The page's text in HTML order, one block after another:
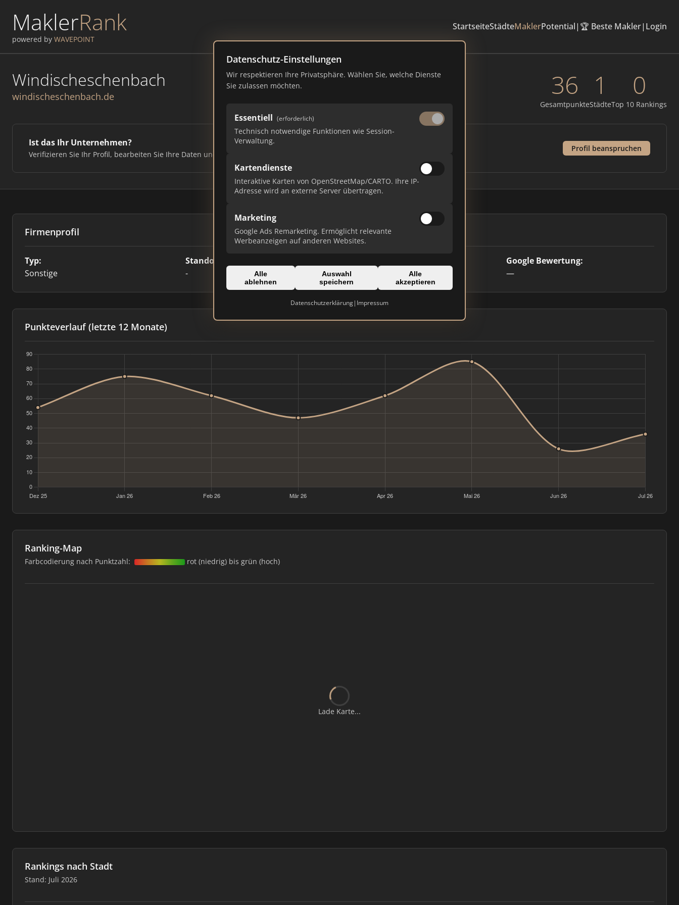
MaklerRank
powered by WAVEPOINT
StartseiteStädteMaklerPotential| 🏆 Beste Makler| Login
Datenschutz-Einstellungen
Wir respektieren Ihre Privatsphäre. Wählen Sie, welche Dienste
Sie zulassen möchten.
Essentiell (erforderlich)
Technisch notwendige Funktionen wie Session-
Verwaltung.
Kartendienste
Interaktive Karten von OpenStreetMap/CARTO. Ihre IP-
Adresse wird an externe Server übertragen.
Marketing
Google Ads Remarketing. Ermöglicht relevante
Werbeanzeigen auf anderen Websites.
Alle
ablehnen
Auswahl
speichern
Alle
akzeptieren
Datenschutzerklärung| Impressum
Windischeschenbach
windischeschenbach.de 36
Gesamtpunkte
1
Städte
0
Top 10 Rankings
Ist das Ihr Unternehmen?
Verifizieren Sie Ihr Profil, bearbeiten Sie Ihre Daten und erhalten Sie monatliche Ranking-Updates.
Profil beanspruchen
Firmenprofil
Typ:
Sonstige
Standort:
-
windischeschenbach.de
Google Bewertung:
—
Punkteverlauf (letzte 12 Monate)
Ranking-Map
Farbcodierung nach Punktzahl: rot (niedrig) bis grün (hoch)
Lade Karte...
Rankings nach Stadt
Stand: Juli 2026